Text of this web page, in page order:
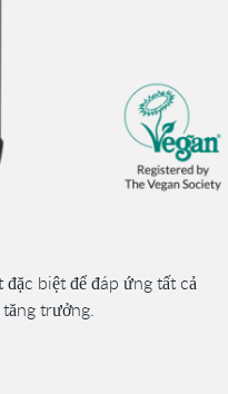
biệt để đáp ứng tất cả
trưởng.